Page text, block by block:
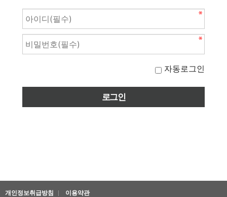
자동로그인
개인정보취급방침 이용약관